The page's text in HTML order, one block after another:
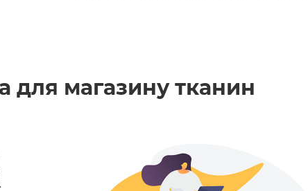
для магазину тканин